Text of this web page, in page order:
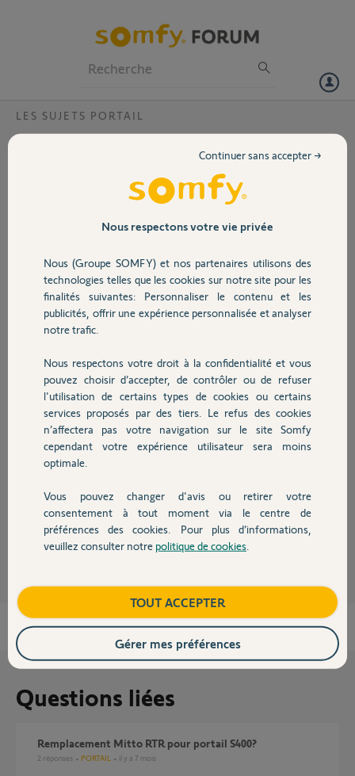
Volet
Sécurité
Domotique
Chauffage
Autres produits
Devis avec un pro
Contact
LES SUJETS PORTAIL
existant : ouvre portail à bras pour portail battant installé en mars
télécommande marche encore) :
sinon la télécommande RTR est-elle bien compatible avec l'existant
(fréquence radio 433MHz) ?
Michel L.
il y a plus de 12 ans
Participer au fil de discussion
Réponses
ces télécommandes (crème) ne sont plus distribué sauf à en trouver sur
sur votre motorisation S200-II.
Tao D. il y a plus de 12 ans
Questions liées
remplacement Mitto RTR pour portail S400?
2 réponses PORTAIL il y a 7 mois
Nous respectons votre vie privée
Nous (Groupe SOMFY) et nos partenaires utilisons des
technologies telles que les cookies sur notre site pour les
finalités suivantes: Personnaliser le contenu et les
publicités, offrir une expérience personnalisée et analyser
notre trafic.
Nous respectons votre droit à la confidentialité et vous
pouvez choisir d’accepter, de contrôler ou de refuser
l'utilisation de certains types de cookies ou certains
services proposés par des tiers. Le refus des cookies
n’affectera pas votre navigation sur le site Somfy
cependant votre expérience utilisateur sera moins
optimale.
Vous pouvez changer d'avis ou retirer votre
consentement à tout moment via le centre de
préférences des cookies. Pour plus d’informations,
veuillez consulter notre politique de cookies
Continuer sans accepter →
TOUT ACCEPTER
Gérer mes préférences